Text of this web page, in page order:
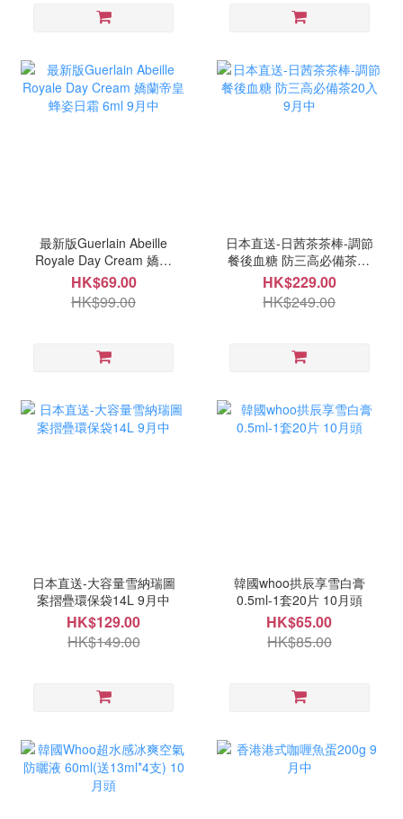
最新版Guerlain Abeille
Royale Day Cream 嬌蘭
HK$69.00
HK$99.00
日本直送-日茜茶茶棒-調節
餐後血糖 防三高必備茶20
入 9月中
HK$229.00
HK$249.00
日本直送-大容量雪納瑞圖
案摺疊環保袋14L 9月中
HK$129.00
HK$149.00
韓國whoo拱辰享雪白膏
0.5ml-1套20片 10月頭
HK$65.00
HK$85.00